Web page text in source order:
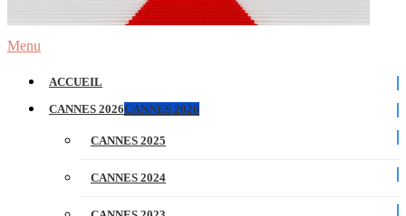
Menu
ACCUEIL
CANNES 2026CANNES 2026
CANNES 2025
CANNES 2024